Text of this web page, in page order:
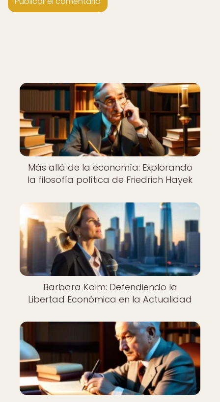
Más allá de la economía: Explorando
la filosofía política de Friedrich Hayek
Barbara Kolm: Defendiendo la
Libertad Económica en la Actualidad